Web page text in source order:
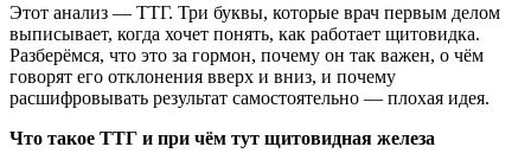
Этот анализ — ТТГ. Три буквы, которые врач первым делом
выписывает, когда хочет понять, как работает щитовидка.
Разберёмся, что это за гормон, почему он так важен, о чём
говорят его отклонения вверх и вниз, и почему
расшифровывать результат самостоятельно — плохая идея.
Что такое ТТГ и при чём тут щитовидная железа